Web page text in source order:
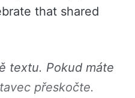
that shared
textu. Pokud máte
přeskočte.